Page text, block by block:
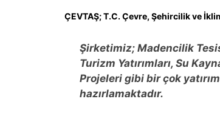
ÇEVTAŞ; T.C. Çevre, Şehircilik ve
Şirketimiz; Madencilik
Turizm Yatırımları, Su
Projeleri gibi bir çok
hazırlamaktadır.